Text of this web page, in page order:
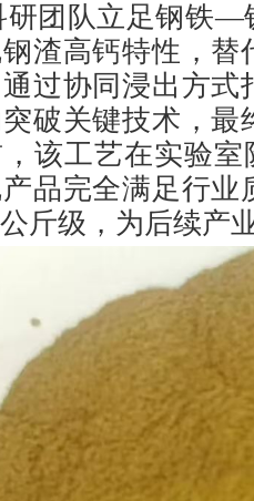
研团队立足钢铁
渣高钙特性，
过协同浸出方
破关键技术，
该工艺在实验
品完全满足行
斤级，为后续产